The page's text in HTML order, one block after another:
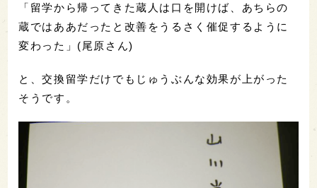
「留学から帰ってきた蔵人は口を開けば、あちらの
蔵ではああだったと改善をうるさく催促するように
変わった」(尾原さん)
と、交換留学だけでもじゅうぶんな効果が上がった
そうです。